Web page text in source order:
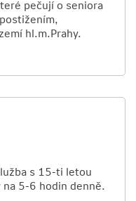
pečují o seniora
hl.m.Prahy.
s 15-ti letou
5-6 hodin denně.